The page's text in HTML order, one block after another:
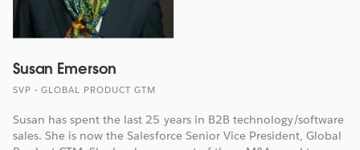
Susan Emerson
SVP - GLOBAL PRODUCT GTM
Susan has spent the last 25 years in B2B technology/software
sales. She is now the Salesforce Senior Vice President, Global